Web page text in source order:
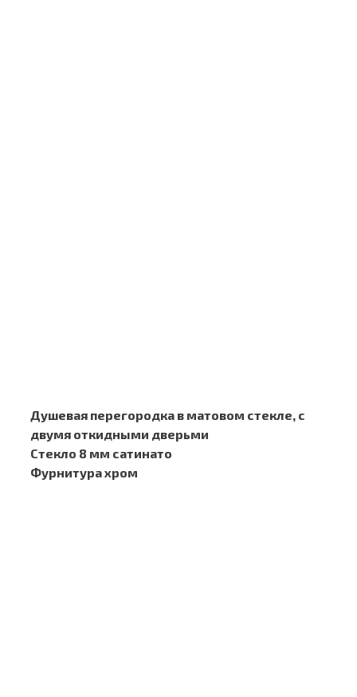
Душевая перегородка в матовом стекле, с
двумя откидными дверьми
Стекло 8 мм сатинато
Фурнитура хром